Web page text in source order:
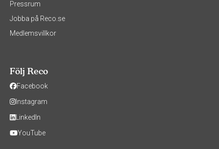
Pressrum
Jobba på Reco.se
Medlemsvillkor
Följ Reco
Facebook
Instagram
LinkedIn
YouTube